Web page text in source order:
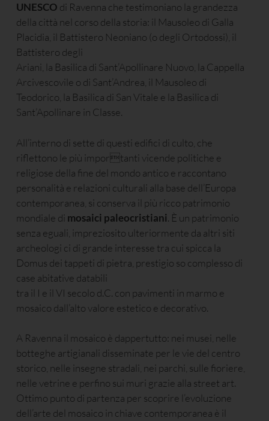
UNESCO di Ravenna che testimoniano la grandezza
della città nel corso della storia: il Mausoleo di Galla
Placidia, il Battistero Neoniano (o degli Ortodossi), il
Battistero degli
Ariani, la Basilica di Sant’Apollinare Nuovo, la Cappella
Arcivescovile o di Sant’Andrea, il Mausoleo di
Teodorico, la Basilica di San Vitale e la Basilica di
Sant’Apollinare in Classe.
All’interno di sette di questi edifici di culto, che
riflettono le più importanti vicende politiche e
religiose della fine del mondo antico e raccontano
personalità e relazioni culturali alla base dell’Europa
contemporanea, si conserva il più ricco patrimonio
mondiale di mosaici paleocristiani. È un patrimonio
senza eguali, impreziosito ulteriormente da altri siti
archeologi ci di grande interesse tra cui spicca la
Domus dei tappeti di pietra, prestigio so complesso di
case abitative databili
tra il I e il VI secolo d.C. con pavimenti in marmo e
mosaico dall’alto valore estetico e decorativo.
A Ravenna il mosaico è dappertutto: nei musei, nelle
botteghe artigianali disseminate per le vie del centro
storico, nelle insegne stradali, nei parchi, sulle fioriere,
nelle vetrine e perfino sui muri grazie alla street art.
Ottimo punto di partenza per scoprire l’evoluzione
dell’arte del mosaico in chiave contemporanea è il